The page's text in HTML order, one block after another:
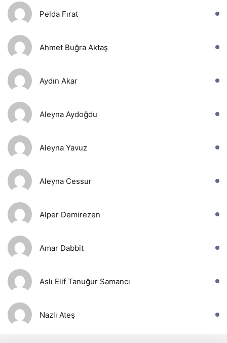
Pelda Fırat
Ahmet Buğra Aktaş
Aydın Akar
Aleyna Aydoğdu
Aleyna Yavuz
Aleyna Cessur
Alper Demirezen
Amar Dabbit
Aslı Elif Tanuğur Samancı
Nazlı Ateş